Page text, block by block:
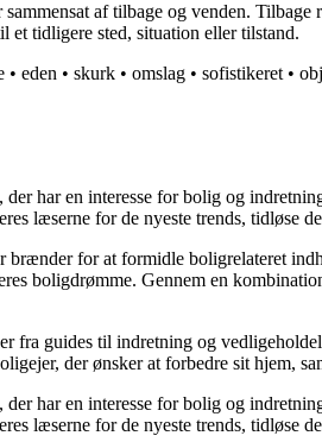
af tilbage og venden.
et tidligere sted, situation eller tilstand.
• eden • skurk • omslag • sofistikeret •
har en interesse for bolig og
læserne for de nyeste trends, tidløse
for at formidle boligrelateret
boligdrømme. Gennem en
fra guides til indretning og
der ønsker at forbedre sit hjem,
har en interesse for bolig og
læserne for de nyeste trends, tidløse